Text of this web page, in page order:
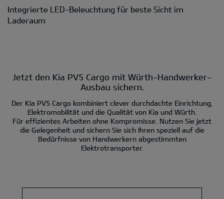
Integrierte LED-Beleuchtung für beste Sicht im
Laderaum
Jetzt den Kia PV5 Cargo mit Würth-Handwerker-
Ausbau sichern.
Der Kia PV5 Cargo kombiniert clever durchdachte Einrichtung,
Elektromobilität und die Qualität von Kia und Würth.
Für effizientes Arbeiten ohne Kompromisse. Nutzen Sie jetzt
die Gelegenheit und sichern Sie sich Ihren speziell auf die
Bedürfnisse von Handwerkern abgestimmten
Elektrotransporter.